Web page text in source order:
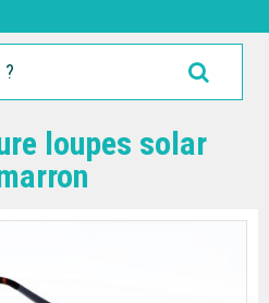
loupes solar